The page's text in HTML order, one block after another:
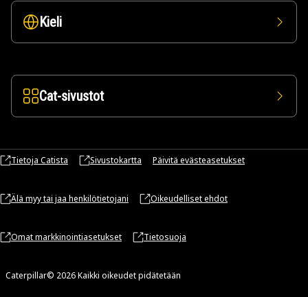
Kieli
Cat-sivustot
Tietoja Catista Sivustokartta Päivitä evästeasetukset
Älä myy tai jaa henkilötietojani Oikeudelliset ehdot
Omat markkinointiasetukset Tietosuoja
Caterpillar© 2026 Kaikki oikeudet pidätetään